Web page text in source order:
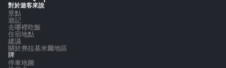
對於遊客來說
景點
遊記
去哪裡吃飯
住宿地點
建議
關於弗拉基米爾地區
牌
停車地圖